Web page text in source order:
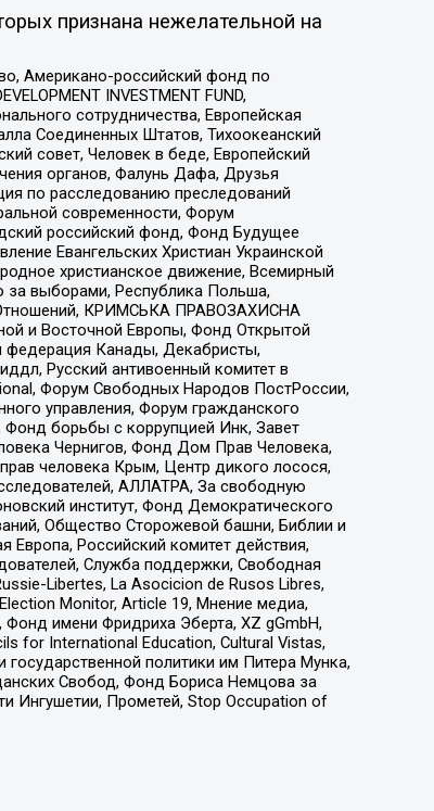
признана нежелательной на
Американо-российский фонд по
INVESTMENT FUND,
сотрудничества, Европейская
Соединенных Штатов, Тихоокеанский
совет, Человек в беде, Европейский
органов, Фалунь Дафа, Друзья
по расследованию преследований
современности, Форум
российский фонд, Фонд Будущее
Евангельских Христиан Украинской
христианское движение, Всемирный
за выборами, Республика Польша,
КРИМСЬКА ПРАВОЗАХИСНА
и Восточной Европы, Фонд Открытой
федерация Канады, Декабристы,
Русский антивоенный комитет в
Форум Свободных Народов ПостРоссии,
управления, Форум гражданского
борьбы с коррупцией Инк, Завет
Чернигов, Фонд Дом Прав Человека,
человека Крым, Центр дикого лосося,
АЛЛАТРА, За свободную
институт, Фонд Демократического
Общество Сторожевой башни, Библии и
Европа, Российский комитет действия,
Служба поддержки, Свободная
Libertes, La Asocicion de Rusos Libres,
Monitor, Article 19, Мнение медиа,
имени Фридриха Эберта, XZ gGmbH,
for International Education, Cultural Vistas,
политики им Питера Мунка,
Свобод, Фонд Бориса Немцова за
Ингушетии, Прометей, Stop Occupation of